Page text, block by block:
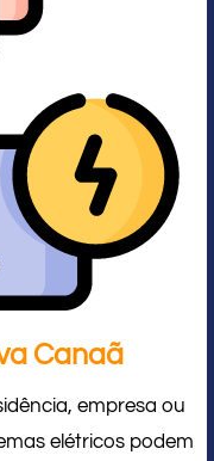
Canaã
empresa ou
elétricos podem